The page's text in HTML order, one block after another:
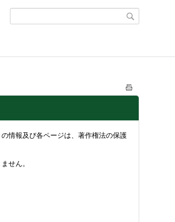
情報及び各ページは、著作権法の保護
せん。